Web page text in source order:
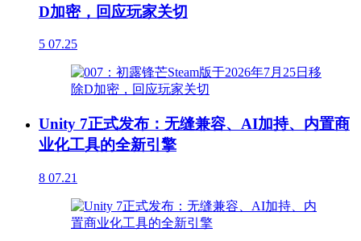
D加密，回应玩家关切
5 07.25
Unity 7正式发布：无缝兼容、AI加持、内置商
业化工具的全新引擎
8 07.21